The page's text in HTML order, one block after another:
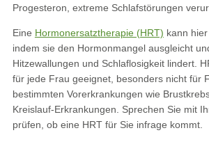
Progesteron, extreme Schlafstörungen
Eine Hormonersatztherapie (HRT) kann hier
indem sie den Hormonmangel ausgleicht
Hitzewallungen und Schlaflosigkeit lindert.
für jede Frau geeignet, besonders nicht für
bestimmten Vorerkrankungen wie
Kreislauf-Erkrankungen. Sprechen Sie mit
prüfen, ob eine HRT für Sie infrage kommt​.